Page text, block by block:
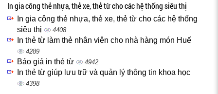
In gia công thẻ nhựa, thẻ xe, thẻ từ cho các hệ thống siêu thị
In gia công thẻ nhựa, thẻ xe, thẻ từ cho các hệ thống
siêu thị
4408
In thẻ từ làm thẻ nhân viên cho nhà hàng món Huế
4289
Báo giá in thẻ từ 4942
In thẻ từ giúp lưu trữ và quản lý thông tin khoa học
4398